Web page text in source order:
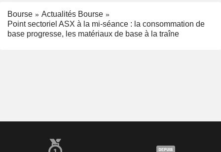
Bourse
Actualités Bourse
Point sectoriel ASX à la mi-séance : la consommation de
base progresse, les matériaux de base à la traîne